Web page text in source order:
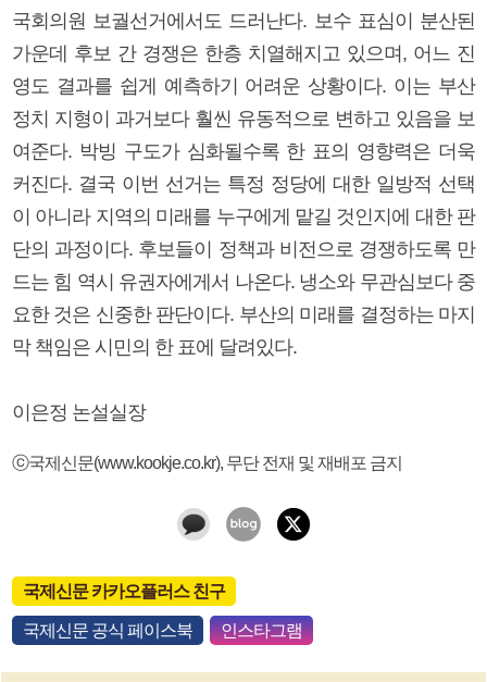
국회의원 보궐선거에서도 드러난다. 보수 표심이 분산된
가운데 후보 간 경쟁은 한층 치열해지고 있으며, 어느 진
영도 결과를 쉽게 예측하기 어려운 상황이다. 이는 부산
정치 지형이 과거보다 훨씬 유동적으로 변하고 있음을 보
여준다. 박빙 구도가 심화될수록 한 표의 영향력은 더욱
커진다. 결국 이번 선거는 특정 정당에 대한 일방적 선택
이 아니라 지역의 미래를 누구에게 맡길 것인지에 대한 판
단의 과정이다. 후보들이 정책과 비전으로 경쟁하도록 만
드는 힘 역시 유권자에게서 나온다. 냉소와 무관심보다 중
요한 것은 신중한 판단이다. 부산의 미래를 결정하는 마지
막 책임은 시민의 한 표에 달려있다.
이은정 논설실장
ⓒ국제신문(www.kookje.co.kr), 무단 전재 및 재배포 금지
국제신문 카카오플러스 친구
국제신문 공식 페이스북 인스타그램